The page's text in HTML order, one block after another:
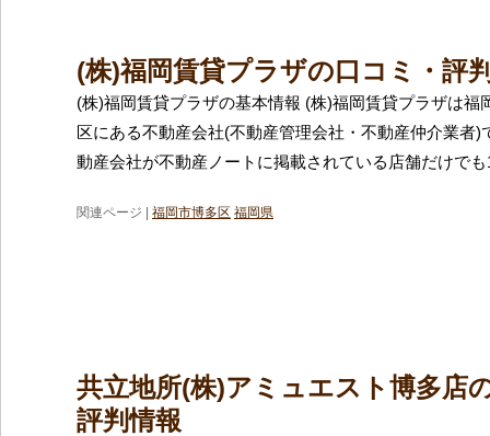
(株)福岡賃貸プラザの口コミ・評
(株)福岡賃貸プラザの基本情報 (株)福岡賃貸プラザは福
区にある不動産会社(不動産管理会社・不動産仲介業者)
動産会社が不動産ノートに掲載されている店舗だけでも
関連ページ | 福岡市博多区 福岡県
共立地所(株)アミュエスト博多店
評判情報